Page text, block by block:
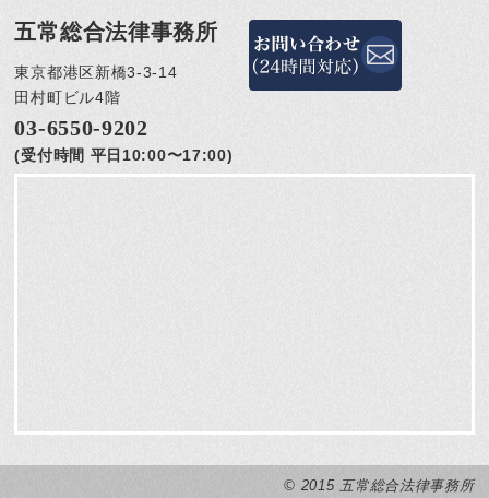
五常総合法律事務所
東京都港区新橋3-3-14
田村町ビル4階
03-6550-9202
(受付時間 平日10:00〜17:00)
© 2015 五常総合法律事務所